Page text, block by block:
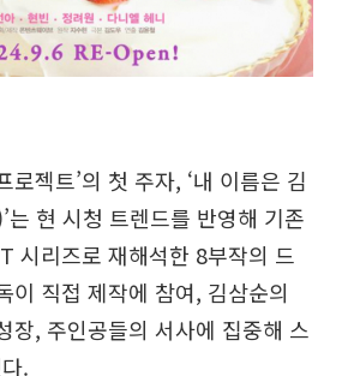
로젝트’의 첫 주자, ‘내 이름은 김
는 현 시청 트렌드를 반영해 기존
시리즈로 재해석한 8부작의 드
이 직접 제작에 참여, 김삼순의
장, 주인공들의 서사에 집중해 스
.